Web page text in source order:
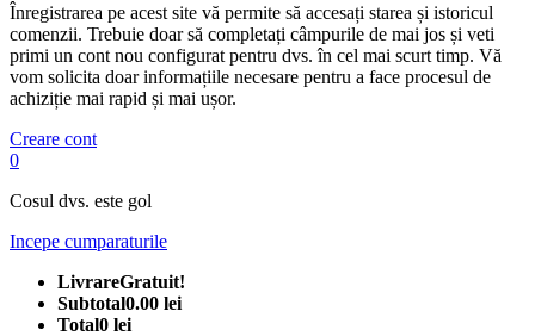
Înregistrarea pe acest site vă permite să accesați starea și istoricul
comenzii. Trebuie doar să completați câmpurile de mai jos și veti
primi un cont nou configurat pentru dvs. în cel mai scurt timp. Vă
vom solicita doar informațiile necesare pentru a face procesul de
achiziție mai rapid și mai ușor.
Creare cont
0
Cosul dvs. este gol
Incepe cumparaturile
LivrareGratuit!
Subtotal0.00 lei
Total0 lei